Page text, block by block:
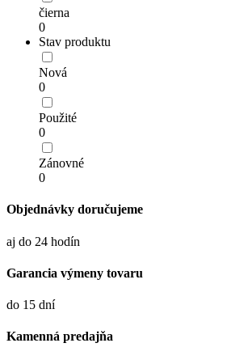
čierna
0
Stav produktu
Nová
0
Použité
0
Zánovné
0
Objednávky doručujeme
aj do 24 hodín
Garancia výmeny tovaru
do 15 dní
Kamenná predajňa